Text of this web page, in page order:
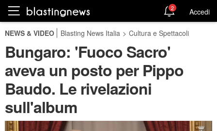
2 Accedi
NEWS & VIDEO Blasting News Italia > Cultura e Spettacoli
Bungaro: 'Fuoco Sacro'
aveva un posto per Pippo
Baudo. Le rivelazioni
sull'album